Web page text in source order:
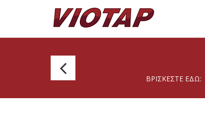
ΒΡΊΣΚΕΣΤΕ ΕΔΏ:
Agnona
102